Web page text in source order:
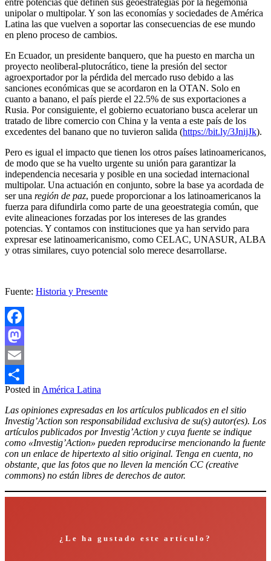
entre potencias que definen sus geoestrategias por la hegemonía
unipolar o multipolar. Y son las economías y sociedades de América
Latina las que vuelven a soportar las consecuencias de ese mundo
en pleno proceso de cambios.
En Ecuador, un presidente banquero, que ha puesto en marcha un
proyecto neoliberal-plutocrático, tiene la presión del sector
agroexportador por la pérdida del mercado ruso debido a las
sanciones económicas que se acordaron en la OTAN. Solo en
cuanto a banano, el país pierde el 22.5% de sus exportaciones a
Rusia. Por consiguiente, el gobierno ecuatoriano busca acelerar un
tratado de libre comercio con China y la venta a este país de los
excedentes del banano que no tuvieron salida (https://bit.ly/3JnijJk).
Pero es igual el impacto que tienen los otros países latinoamericanos,
de modo que se ha vuelto urgente su unión para garantizar la
independencia necesaria y posible en una sociedad internacional
multipolar. Una actuación en conjunto, sobre la base ya acordada de
ser una región de paz, puede proporcionar a los latinoamericanos la
fuerza para difundirla como parte de una geoestrategia común, que
evite alineaciones forzadas por los intereses de las grandes
potencias. Y contamos con instituciones que ya han servido para
expresar ese latinoamericanismo, como CELAC, UNASUR, ALBA
y otras similares, cuyo potencial solo merece desarrollarse.
Fuente: Historia y Presente
Facebook
Mastodon
Email
Compartir
Posted in América Latina
Las opiniones expresadas en los artículos publicados en el sitio
Investig’Action son responsabilidad exclusiva de su(s) autor(es). Los
artículos publicados por Investig’Action y cuya fuente se indique
como «Investig’Action» pueden reproducirse mencionando la fuente
con un enlace de hipertexto al sitio original. Tenga en cuenta, no
obstante, que las fotos que no lleven la mención CC (creative
commons) no están libres de derechos de autor.
¿Le ha gustado este artículo?